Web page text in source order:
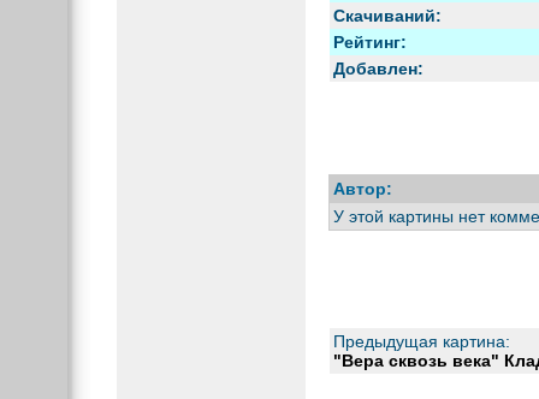
Скачиваний:
Рейтинг:
Добавлен:
Автор:
У этой картины нет
Предыдущая картина:
"Вера сквозь века"